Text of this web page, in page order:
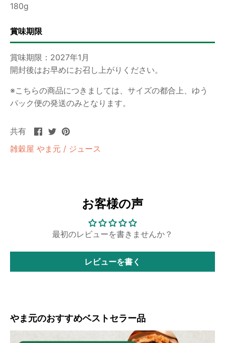
180g
賞味期限
賞味期限：2027年1月
開封後はお早めにお召し上がりください。
※こちらの商品につきましては、サイズの都合上、ゆう
パック便の発送のみとなります。
共有
Facebook
共
Twitter
共
ピ
す
雑穀屋 やま元 / ジュース
お客様の声
最初のレビューを書きませんか？
レビューを書く
やま元のおすすめベストセラー品